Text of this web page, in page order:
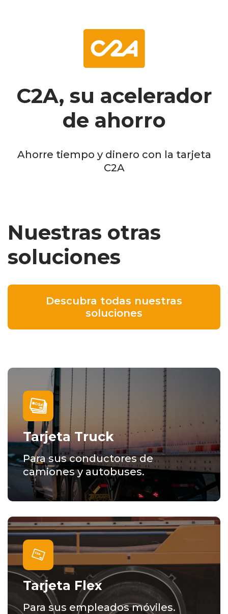
C2A, su acelerador
de ahorro
Ahorre tiempo y dinero con la tarjeta
C2A
Nuestras otras
soluciones
Descubra todas nuestras
soluciones
Tarjeta Truck
Para sus conductores de
camiones y autobuses.
Tarjeta Flex
Para sus empleados móviles.